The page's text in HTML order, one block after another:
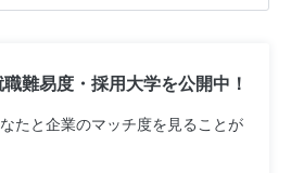
難易度・採用大学を公開中！
たと企業のマッチ度を見ることが